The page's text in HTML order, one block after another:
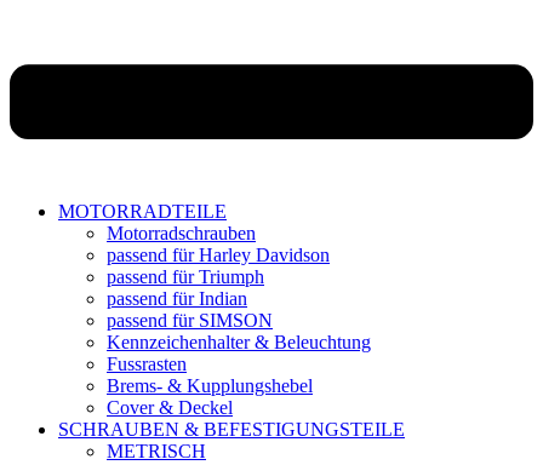
MOTORRADTEILE
Motorradschrauben
passend für Harley Davidson
passend für Triumph
passend für Indian
passend für SIMSON
Kennzeichenhalter & Beleuchtung
Fussrasten
Brems- & Kupplungshebel
Cover & Deckel
SCHRAUBEN & BEFESTIGUNGSTEILE
METRISCH